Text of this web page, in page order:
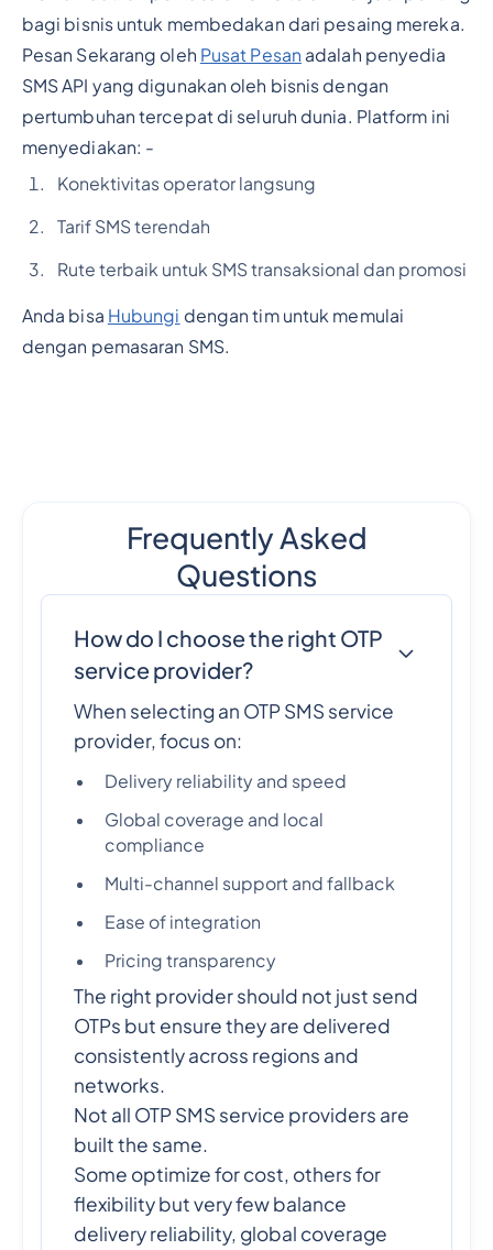
bagi bisnis untuk membedakan dari pesaing mereka.
Pesan Sekarang oleh Pusat Pesan adalah penyedia
SMS API yang digunakan oleh bisnis dengan
pertumbuhan tercepat di seluruh dunia. Platform ini
menyediakan: -
Konektivitas operator langsung
Tarif SMS terendah
Rute terbaik untuk SMS transaksional dan promosi
Anda bisa Hubungi dengan tim untuk memulai
dengan pemasaran SMS.
Frequently Asked
Questions
How do I choose the right OTP
service provider?
When selecting an OTP SMS service
provider, focus on:
Delivery reliability and speed
Global coverage and local
compliance
Multi-channel support and fallback
Ease of integration
Pricing transparency
The right provider should not just send
OTPs but ensure they are delivered
consistently across regions and
networks.
Not all OTP SMS service providers are
built the same.
Some optimize for cost, others for
flexibility but very few balance
delivery reliability, global coverage